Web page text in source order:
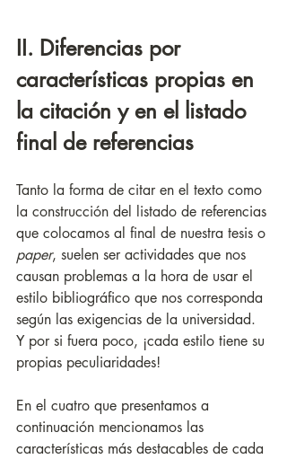
II. Diferencias por
características propias en
la citación y en el listado
final de referencias
Tanto la forma de citar en el texto como
la construcción del listado de referencias
que colocamos al final de nuestra tesis o
paper, suelen ser actividades que nos
causan problemas a la hora de usar el
estilo bibliográfico que nos corresponda
según las exigencias de la universidad.
Y por si fuera poco, ¡cada estilo tiene su
propias peculiaridades!
En el cuatro que presentamos a
continuación mencionamos las
características más destacables de cada